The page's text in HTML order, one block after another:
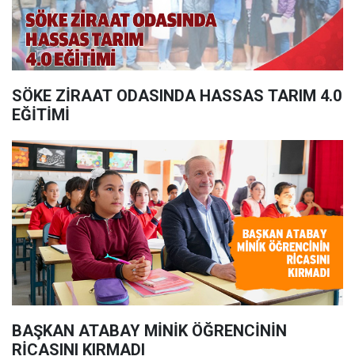
SÖKE ZİRAAT ODASINDA HASSAS TARIM 4.0
EĞİTİMİ
BAŞKAN ATABAY MİNİK ÖĞRENCİNİN
RİCASINI KIRMADI